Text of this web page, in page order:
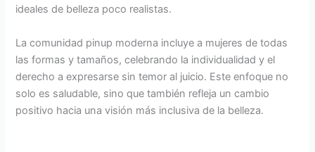
ideales de belleza poco realistas.
La comunidad pinup moderna incluye a mujeres de todas
las formas y tamaños, celebrando la individualidad y el
derecho a expresarse sin temor al juicio. Este enfoque no
solo es saludable, sino que también refleja un cambio
positivo hacia una visión más inclusiva de la belleza.